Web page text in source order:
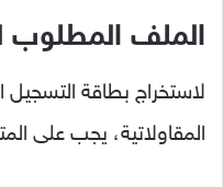
الملف المطلوب
لاستخراج بطاقة التسجيل
المقاولاتية، يجب على